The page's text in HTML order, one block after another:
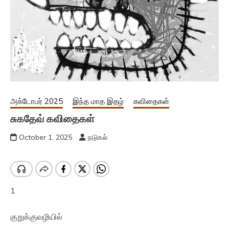
அக்டோபர் 2025 இந்த மாத இதழ் கவிதைகள்
சுகதேவ் கவிதைகள்
October 1, 2025 நடுகல்
1
குறுக்குவழியில்